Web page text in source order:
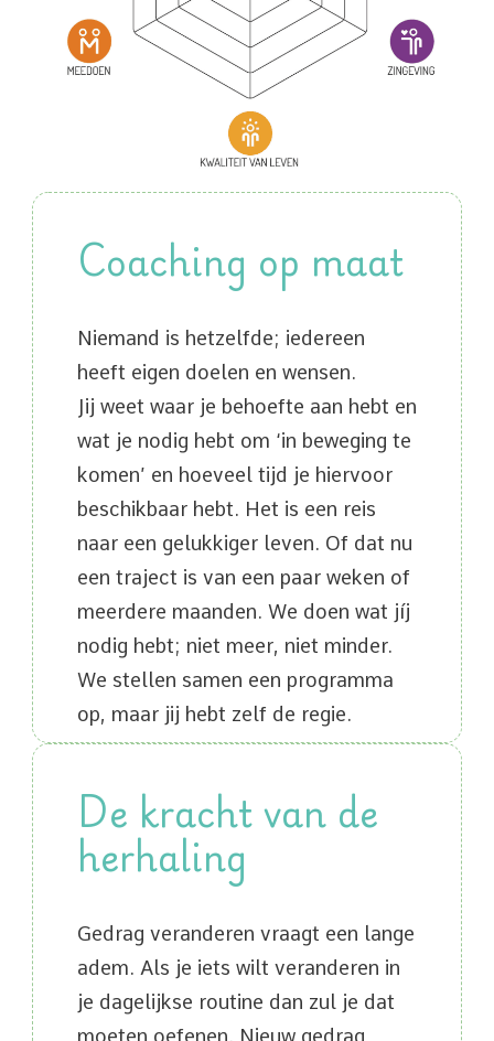
Coaching op maat
Niemand is hetzelfde; iedereen
heeft eigen doelen en wensen.
Jij weet waar je behoefte aan hebt en
wat je nodig hebt om ‘in beweging te
komen’ en hoeveel tijd je hiervoor
beschikbaar hebt. Het is een reis
naar een gelukkiger leven. Of dat nu
een traject is van een paar weken of
meerdere maanden. We doen wat jíj
nodig hebt; niet meer, niet minder.
We stellen samen een programma
op, maar jij hebt zelf de regie.
De kracht van de
herhaling
Gedrag veranderen vraagt een lange
adem. Als je iets wilt veranderen in
je dagelijkse routine dan zul je dat
moeten oefenen. Nieuw gedrag